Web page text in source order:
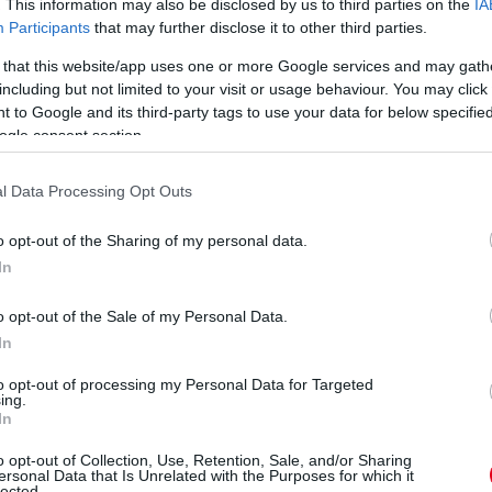
This information may also be disclosed by us to third parties on the
Participants that may further disclose it to other third parties.
that this website/app uses one or more Google services and may
but not limited to your visit or usage behaviour. You may
to Google and its third-party tags to use your data for below
consent section.
Data Processing Opt Outs
opt-out of the Sharing of my personal data.
opt-out of the Sale of my Personal Data.
opt-out of processing my Personal Data for Targeted
opt-out of Collection, Use, Retention, Sale, and/or Sharing
Data that Is Unrelated with the Purposes for which it
egyelőre hátrányban
vannak az Aston
Martinnal együtt, de így
is értékesnek nevezték a
bahreini F1-es teszten
megtett köröket.
részletek